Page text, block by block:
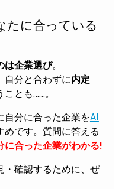
たに合っている
は企業選び。
自分と合わずに内定
とも……。
自分に合った企業をAI
めです。質問に答える
に合った企業がわかる!
・確認するために、ぜ